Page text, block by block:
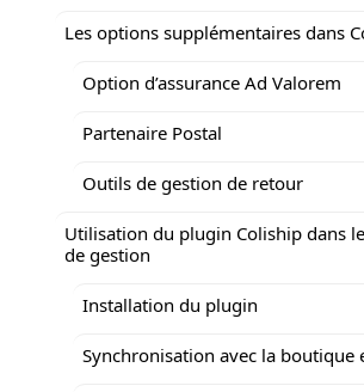
Les options supplémentaires dans
Option d’assurance Ad Valorem
Partenaire Postal
Outils de gestion de retour
Utilisation du plugin Coliship dans
de gestion
Installation du plugin
Synchronisation avec la boutique